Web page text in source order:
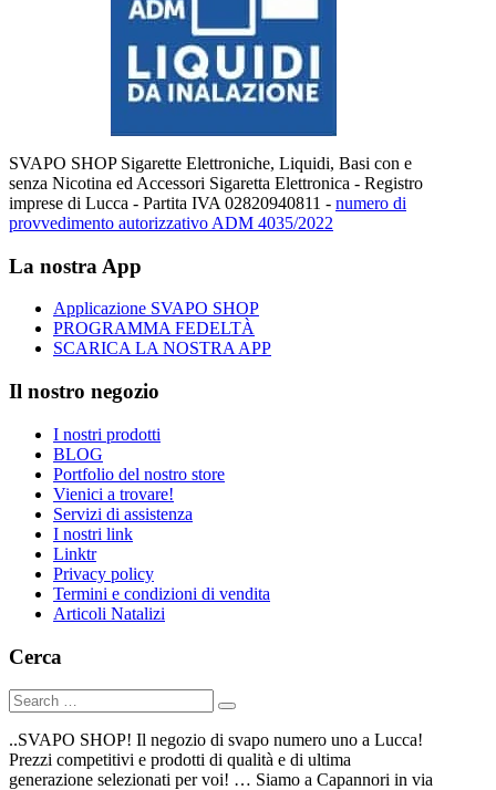
SVAPO SHOP Sigarette Elettroniche, Liquidi, Basi con e
senza Nicotina ed Accessori Sigaretta Elettronica - Registro
imprese di Lucca - Partita IVA 02820940811 - numero di
provvedimento autorizzativo ADM 4035/2022
La nostra App
Applicazione SVAPO SHOP
PROGRAMMA FEDELTÀ
SCARICA LA NOSTRA APP
Il nostro negozio
I nostri prodotti
BLOG
Portfolio del nostro store
Vienici a trovare!
Servizi di assistenza
I nostri link
Linktr
Privacy policy
Termini e condizioni di vendita
Articoli Natalizi
Cerca
..SVAPO SHOP! Il negozio di svapo numero uno a Lucca!
Prezzi competitivi e prodotti di qualità e di ultima
generazione selezionati per voi! … Siamo a Capannori in via